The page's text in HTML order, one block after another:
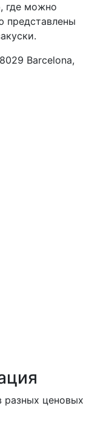
где можно
представлены
Barcelona,
ценовых